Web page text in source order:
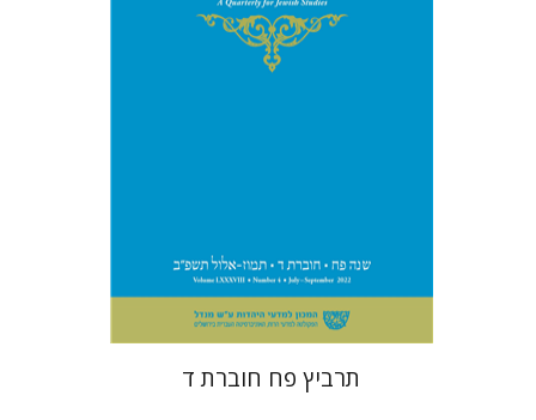
$29
$26
תרביץ פח חוברת ד